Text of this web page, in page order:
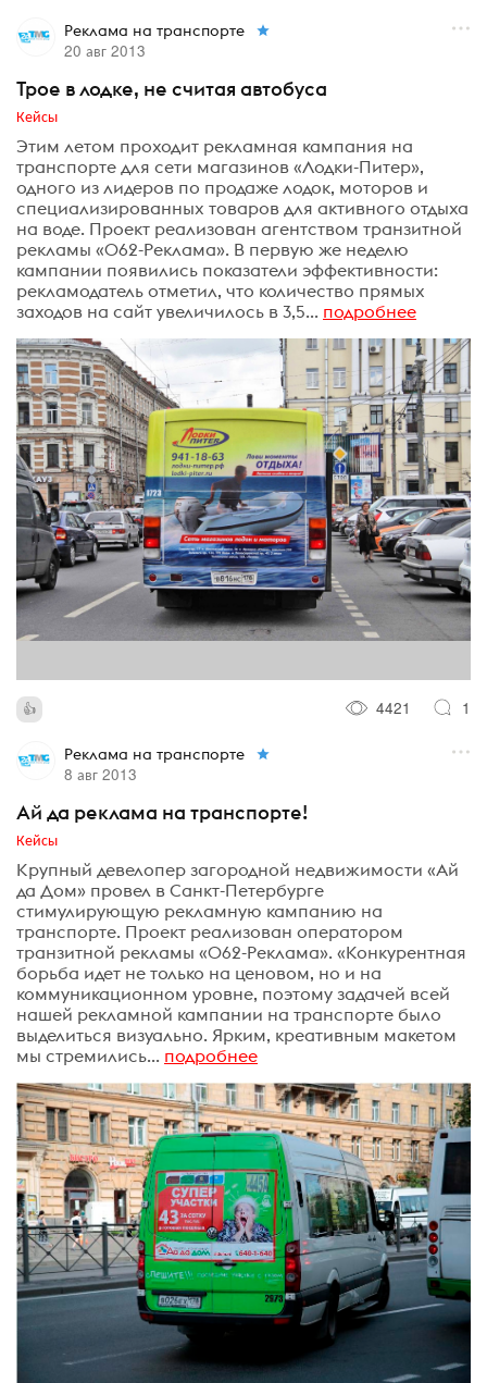
Реклама на транспорте
20 авг 2013
Трое в лодке, не считая автобуса
Кейсы
Этим летом проходит рекламная кампания на
транспорте для сети магазинов «Лодки-Питер»,
одного из лидеров по продаже лодок, моторов и
специализированных товаров для активного отдыха
на воде. Проект реализован агентством транзитной
рекламы «062-Реклама». В первую же неделю
кампании появились показатели эффективности:
рекламодатель отметил, что количество прямых
заходов на сайт увеличилось в 3,5... подробнее
4421 1
Реклама на транспорте
8 авг 2013
Ай да реклама на транспорте!
Кейсы
Крупный девелопер загородной недвижимости «Ай
да Дом» провел в Санкт-Петербурге
стимулирующую рекламную кампанию на
транспорте. Проект реализован оператором
транзитной рекламы «062-Реклама». «Конкурентная
борьба идет не только на ценовом, но и на
коммуникационном уровне, поэтому задачей всей
нашей рекламной кампании на транспорте было
выделиться визуально. Ярким, креативным макетом
мы стремились... подробнее